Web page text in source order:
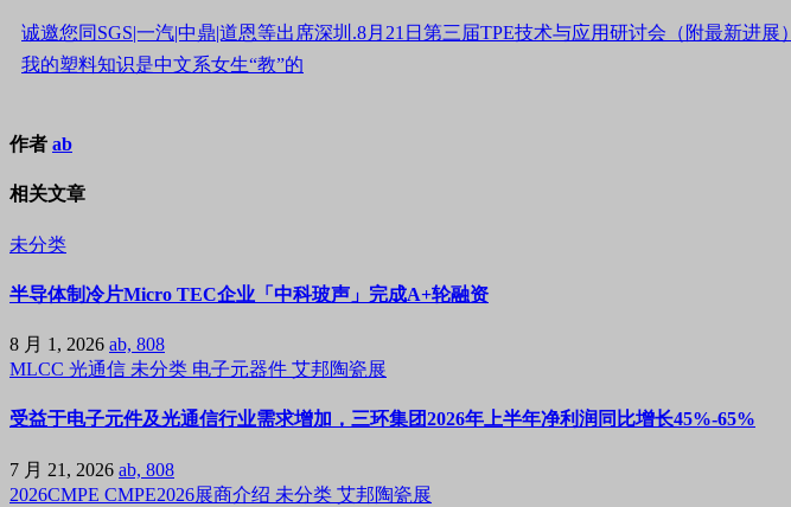
诚邀您同SGS|一汽|中鼎|道恩等出席深圳.8月21日第三届TPE技术与应用研讨会（附最新进展）
我的塑料知识是中文系女生“教”的
作者 ab
相关文章
未分类
半导体制冷片Micro TEC企业「中科玻声」完成A+轮融资
8 月 1, 2026 ab, 808
MLCC 光通信 未分类 电子元器件 艾邦陶瓷展
受益于电子元件及光通信行业需求增加，三环集团2026年上半年净利润同比增长45%-65%
7 月 21, 2026 ab, 808
2026CMPE CMPE2026展商介绍 未分类 艾邦陶瓷展